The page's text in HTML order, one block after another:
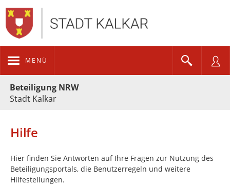
MENÜ
Beteiligung NRW
Stadt Kalkar
Hilfe
Hier finden Sie Antworten auf Ihre Fragen zur Nutzung des
Beteiligungsportals, die Benutzerregeln und weitere
Hilfestellungen.